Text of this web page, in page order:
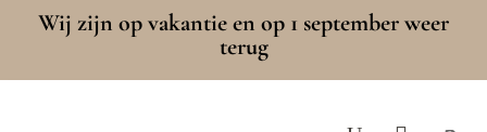
Wij zijn op vakantie en op 1 september weer
terug